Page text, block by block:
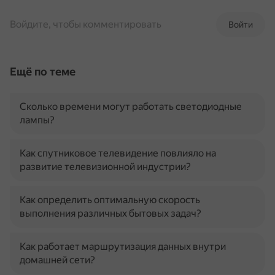
Войти
Войдите, чтобы комментировать
Ещё по теме
Сколько времени могут работать светодиодные
лампы?
Как спутниковое телевидение повлияло на
развитие телевизионной индустрии?
Как определить оптимальную скорость
выполнения различных бытовых задач?
Как работает маршрутизация данных внутри
домашней сети?